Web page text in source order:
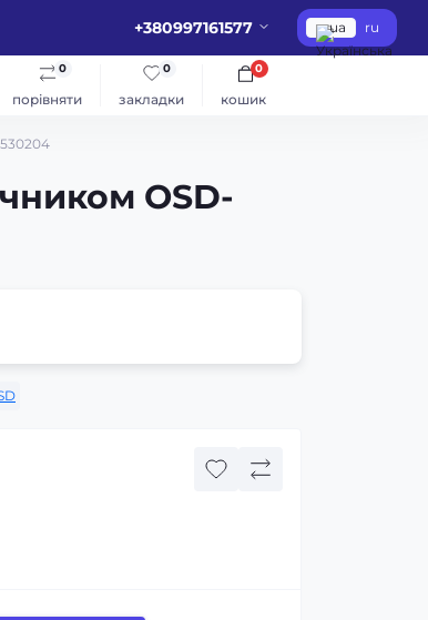
+380997161577 ua ru
порівняти
0
закладки
0
кошик
0
OSD-